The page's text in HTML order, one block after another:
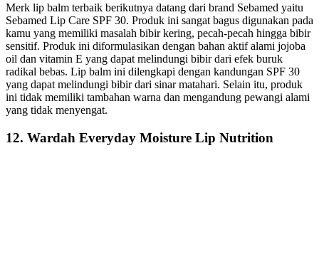
Merk lip balm terbaik berikutnya datang dari brand Sebamed yaitu
Sebamed Lip Care SPF 30. Produk ini sangat bagus digunakan pada
kamu yang memiliki masalah bibir kering, pecah-pecah hingga bibir
sensitif. Produk ini diformulasikan dengan bahan aktif alami jojoba
oil dan vitamin E yang dapat melindungi bibir dari efek buruk
radikal bebas. Lip balm ini dilengkapi dengan kandungan SPF 30
yang dapat melindungi bibir dari sinar matahari. Selain itu, produk
ini tidak memiliki tambahan warna dan mengandung pewangi alami
yang tidak menyengat.
12. Wardah Everyday Moisture Lip Nutrition